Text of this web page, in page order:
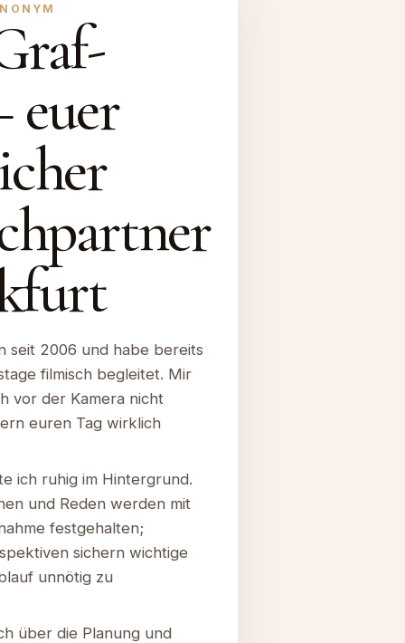
euer
seit 2006 und habe bereits
filmisch begleitet. Mir
vor der Kamera nicht
euren Tag wirklich
ich ruhig im Hintergrund.
und Reden werden mit
festgehalten;
sichern wichtige
unnötig zu
über die Planung und